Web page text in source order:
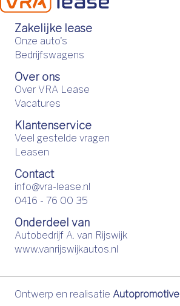
Zakelijke lease
Onze auto's
Bedrijfswagens
Over ons
Over VRA Lease
Vacatures
Klantenservice
Veel gestelde vragen
Leasen
Contact
info@vra-lease.nl
0416 - 76 00 35
Onderdeel van
Autobedrijf A. van Rijswijk
www.vanrijswijkautos.nl
Ontwerp en realisatie Autopromotive